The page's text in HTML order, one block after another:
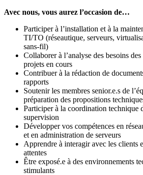
Avec nous, vous aurez l’occasion de…
Participer à l’installation et à la
TI/TO (réseautique, serveurs,
sans-fil)
Collaborer à l’analyse des besoins
projets en cours
Contribuer à la rédaction de
rapports
Soutenir les membres senior.e.s de
préparation des propositions
Participer à la coordination technique
supervision
Développer vos compétences en
et en administration de serveurs
Apprendre à interagir avec les clients
attentes
Être exposé.e à des environnements
stimulants